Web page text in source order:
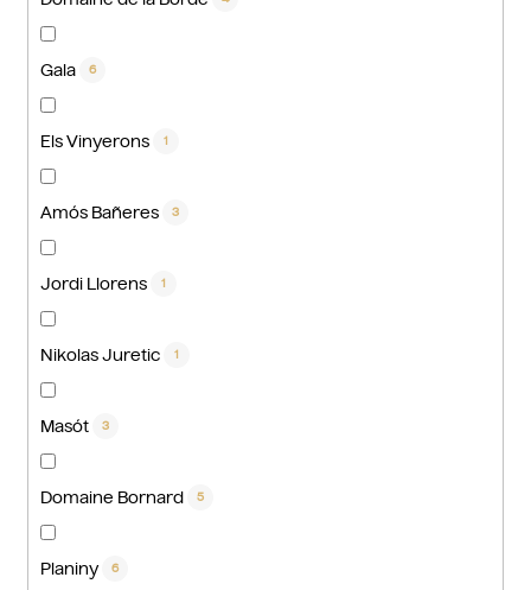
Gala 6
Els Vinyerons 1
Amós Bañeres 3
Jordi Llorens 1
Nikolas Juretic 1
Masót 3
Domaine Bornard 5
Planiny 6